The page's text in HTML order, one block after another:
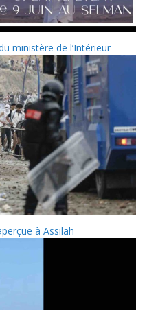
ministère de l’Intérieur
à Assilah